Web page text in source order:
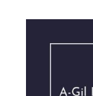
contenu